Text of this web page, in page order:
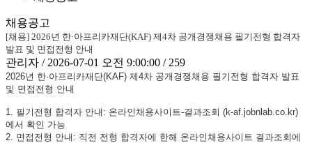
채용공고
[채용] 2026년 한·아프리카재단(KAF) 제4차 공개경쟁채용 필기전형 합격자
발표 및 면접전형 안내
관리자 / 2026-07-01 오전 9:00:00 / 259
2026년 한·아프리카재단(KAF) 제4차 공개경쟁채용 필기전형 합격자 발표
및 면접전형 안내
1. 필기전형 합격자 안내: 온라인채용사이트-결과조회 (k-af.jobnlab.co.kr)
에서 확인 가능
2. 면접전형 안내: 직전 전형 합격자에 한해 온라인채용사이트 결과조회에